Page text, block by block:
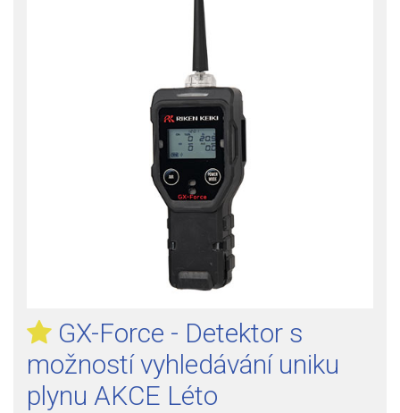
GX-Force - Detektor s
možností vyhledávání uniku
plynu AKCE Léto